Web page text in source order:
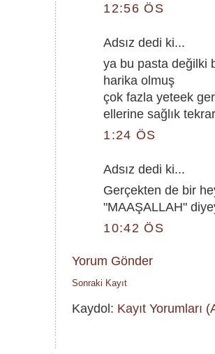
12:56 ÖS
Adsız dedi ki...
ya bu pasta değilki
harika olmuş
çok fazla yeteek
ellerine sağlık
1:24 ÖS
Adsız dedi ki...
Gerçekten de bir
"MAAŞALLAH"
10:42 ÖS
Yorum Gönder
Sonraki Kayıt
Kaydol: Kayıt Yorumları